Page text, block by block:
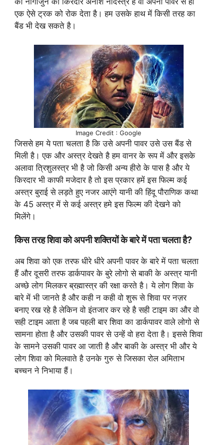
एक ऐसे ट्रक को रोक देता है। हम उसके हाथ में किसी तरह का
बैंड भी देख सकते है।
Image Credit : Google
जिससे हम ये पता चलता है कि उसे अपनी पावर उसे उस बैंड से
मिली है। एक और अस्त्र देखते है हम वानर के रूप में और इसके
अलावा त्रिशुलस्त्र भी है जो किसी अन्य हीरो के पास है और ये
किरदार भी काफी मजेदार है तो इस प्रकार हमें इस फिल्म कई
अस्त्र बुराई से लड़ते हुए नजर आएंगे यानी की हिंदू पौराणिक कथा
के 45 अस्त्र में से कई अस्त्र हमे इस फिल्म की देखने को
मिलेंगे।
किस तरह शिवा को अपनी शक्तियों के बारे में पता चलता है?
अब शिवा को एक तरफ धीरे धीरे अपनी पावर के बारे में पता चलता
हैं और दूसरी तरफ डार्कपावर के बुरे लोगो से बाकी के अस्त्र यानी
अच्छे लोग मिलकर ब्रह्मास्त्र की रक्षा करते है। ये लोग शिवा के
बारे में भी जानते है और कही न कही वो शुरू से शिवा पर नज़र
बनाए रख रहे है लेकिन वो इंतजार कर रहे है सही टाइम का और वो
सही टाइम आता है जब पहली बार शिवा का डार्कपावर वाले लोगो से
सामना होता है और उसकी पावर से उन्हें वो हरा देता है। इससे शिवा
के सामने उसकी पावर आ जाती है और बाकी के अस्त्र भी और ये
लोग शिवा को मिलवाते है उनके गुरु से जिसका रोल अमिताभ
बच्चन ने निभाया हैं।